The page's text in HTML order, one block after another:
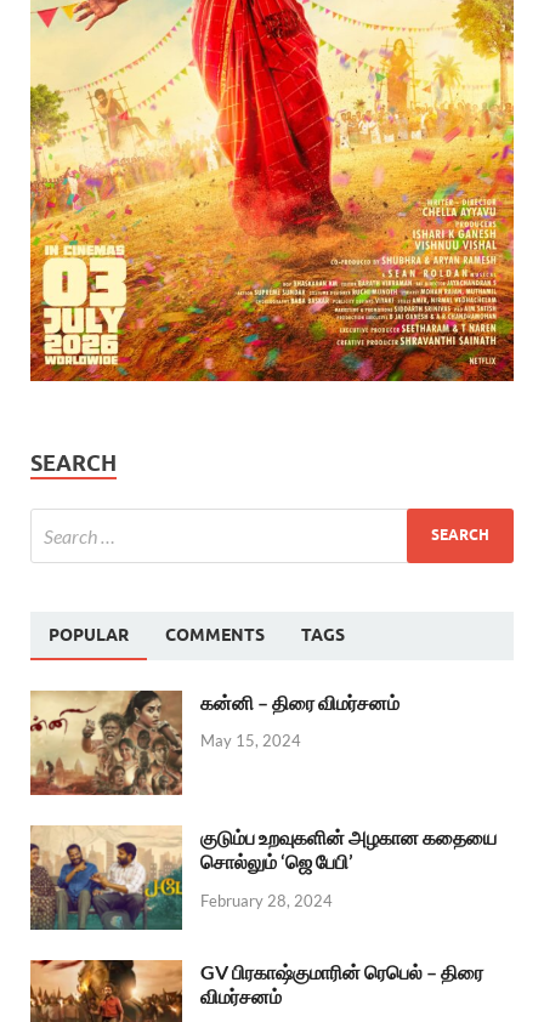
SEARCH
POPULAR COMMENTS TAGS
கன்னி – திரை விமர்சனம்
May 15, 2024
குடும்ப உறவுகளின் அழகான கதையை
சொல்லும் ‘ஜெ பேபி’
February 28, 2024
GV பிரகாஷ்குமாரின் ரெபெல் – திரை
விமர்சனம்